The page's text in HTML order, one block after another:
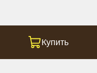
Купить